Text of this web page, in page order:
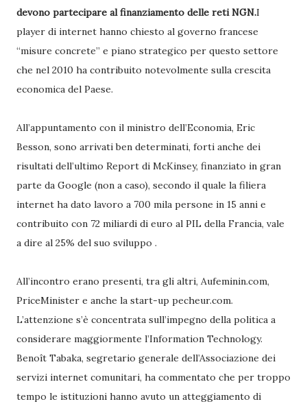
devono partecipare al finanziamento delle reti NGN.I
player di internet hanno chiesto al governo francese
“misure concrete” e piano strategico per questo settore
che nel 2010 ha contribuito notevolmente sulla crescita
economica del Paese.
All’appuntamento con il ministro dell’Economia, Eric
Besson, sono arrivati ben determinati, forti anche dei
risultati dell’ultimo Report di McKinsey, finanziato in gran
parte da Google (non a caso), secondo il quale la filiera
internet ha dato lavoro a 700 mila persone in 15 anni e
contribuito con 72 miliardi di euro al PIL della Francia, vale
a dire al 25% del suo sviluppo .
All’incontro erano presenti, tra gli altri, Aufeminin.com,
PriceMinister e anche la start-up pecheur.com.
L’attenzione s’è concentrata sull’impegno della politica a
considerare maggiormente l’Information Technology.
Benoît Tabaka, segretario generale dell’Associazione dei
servizi internet comunitari, ha commentato che per troppo
tempo le istituzioni hanno avuto un atteggiamento di